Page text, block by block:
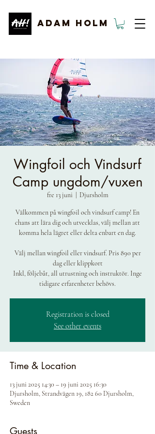
ADAM HOLM
Wingfoil och Vindsurf
Camp ungdom/vuxen
fre 13 juni Djursholm
Välkommen på wingfoil och vindsurf camp! En
chans att lära dig och utvecklas, välj mellan att
komma hela lägret eller delta enbart en dag.
Välj mellan wingfoil eller vindsurf. Pris 890 per
dag eller klippkort
Inkl, följebåt, all utrustning och instruktör. Inge
tidigare erfarenheter behövs.
Registration is closed
See other events
Time & Location
13 juni 2025 14:30 – 19 juni 2025 16:30
Djursholm, Strandvägen 19, 182 60 Djursholm,
Sweden
Guests